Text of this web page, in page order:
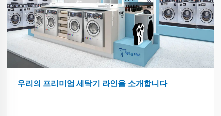
우리의 프리미엄 세탁기 라인을 소개합니다